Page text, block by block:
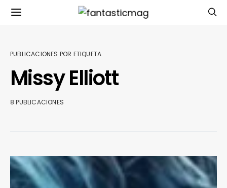
PUBLICACIONES POR ETIQUETA
Missy Elliott
8 PUBLICACIONES